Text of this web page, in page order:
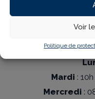
Voir
Politique de
Mardi :
Mercredi :